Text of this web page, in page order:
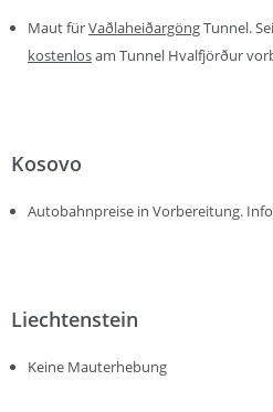
Maut fürVaðlaheiðargöngTunnel.
kostenlosam Tunnel Hvalfjörður
Kosovo
Autobahnpreise in Vorbereitung.
Liechtenstein
Keine Mauterhebung